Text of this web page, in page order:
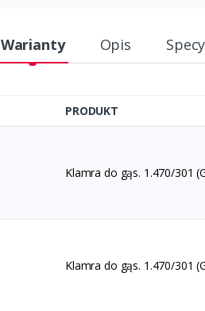
Warianty Opis
PRODUKT
Klamra do gąs. 1.470/301
Klamra do gąs. 1.470/301